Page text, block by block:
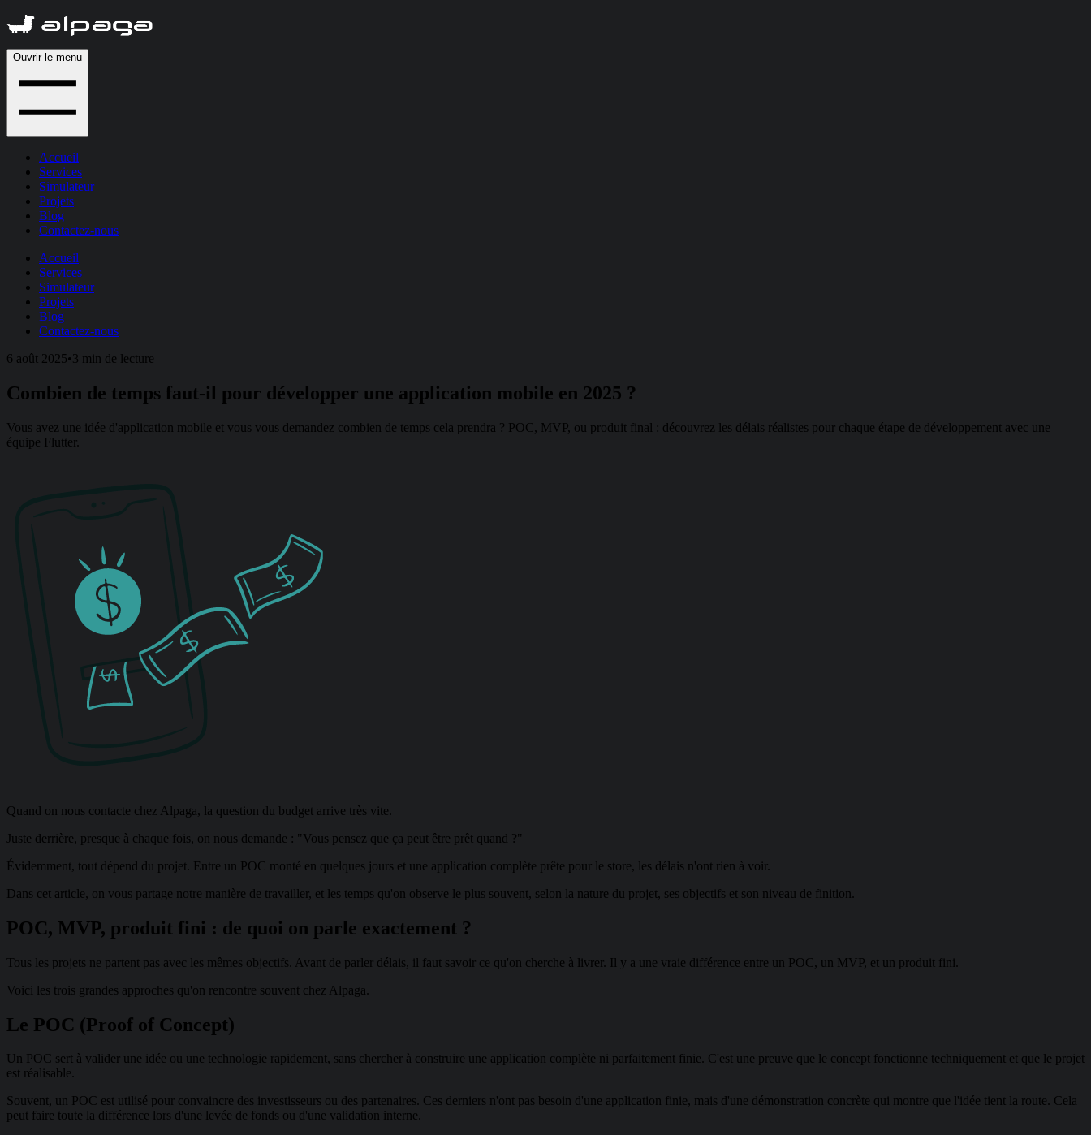
Ouvrir le menu
Accueil
Services
Simulateur
Projets
Blog
Contactez-nous
Accueil
Services
Simulateur
Projets
Blog
Contactez-nous
6 août 2025• 3 min de lecture
Combien de temps faut-il pour développer une application mobile en 2025 ?
Vous avez une idée d'application mobile et vous vous demandez combien de temps cela prendra ? POC, MVP, ou produit final : découvrez les délais réalistes pour chaque étape de développement avec une
équipe Flutter.
Quand on nous contacte chez Alpaga, la question du budget arrive très vite.
Juste derrière, presque à chaque fois, on nous demande : "Vous pensez que ça peut être prêt quand ?"
Évidemment, tout dépend du projet. Entre un POC monté en quelques jours et une application complète prête pour le store, les délais n'ont rien à voir.
Dans cet article, on vous partage notre manière de travailler, et les temps qu'on observe le plus souvent, selon la nature du projet, ses objectifs et son niveau de finition.
POC, MVP, produit fini : de quoi on parle exactement ?
Tous les projets ne partent pas avec les mêmes objectifs. Avant de parler délais, il faut savoir ce qu'on cherche à livrer. Il y a une vraie différence entre un POC, un MVP, et un produit fini.
Voici les trois grandes approches qu'on rencontre souvent chez Alpaga.
Le POC (Proof of Concept)
Un POC sert à valider une idée ou une technologie rapidement, sans chercher à construire une application complète ni parfaitement finie. C'est une preuve que le concept fonctionne techniquement et que le projet
est réalisable.
Souvent, un POC est utilisé pour convaincre des investisseurs ou des partenaires. Ces derniers n'ont pas besoin d'une application finie, mais d'une démonstration concrète qui montre que l'idée tient la route. Cela
peut faire toute la différence lors d'une levée de fonds ou d'une validation interne.